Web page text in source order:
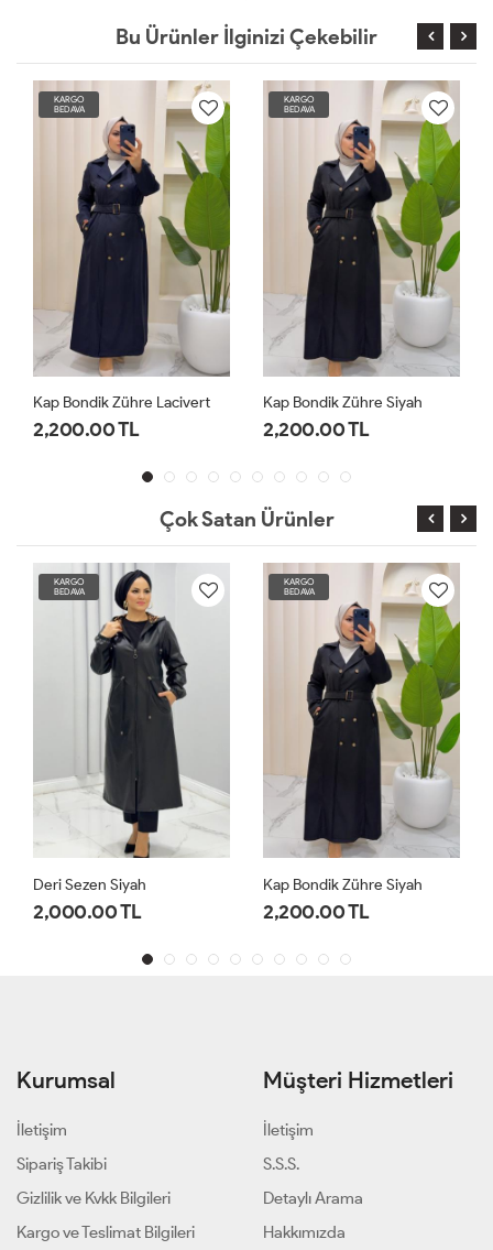
Bu Ürünler İlginizi Çekebilir
KARGO
BEDAVA
Kap Bondik Zühre Lacivert
2,200.00 TL
KARGO
BEDAVA
Kap Bondik Zühre Siyah
2,200.00 TL
Çok Satan Ürünler
KARGO
BEDAVA
Deri Sezen Siyah
2,000.00 TL
KARGO
BEDAVA
Kap Bondik Zühre Siyah
2,200.00 TL
Kurumsal
İletişim
Sipariş Takibi
Gizlilik ve Kvkk Bilgileri
Kargo ve Teslimat Bilgileri
Müşteri Hizmetleri
İletişim
S.S.S.
Detaylı Arama
Hakkımızda